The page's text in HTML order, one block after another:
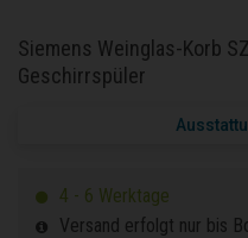
Siemens Weinglas-Korb
Geschirrspüler
4 - 6 Werktage
Versand erfolgt nur bis